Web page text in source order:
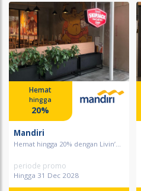
Hemat
hingga
20%
Mandiri
Hemat hingga 20% dengan Livin’...
periode promo
Hingga 31 Dec 2028